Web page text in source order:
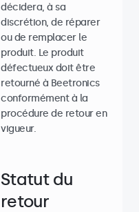
décidera, à sa
discrétion, de réparer
ou de remplacer le
produit. Le produit
défectueux doit être
retourné à Beetronics
conformément à la
procédure de retour en
vigueur.
Statut du
retour